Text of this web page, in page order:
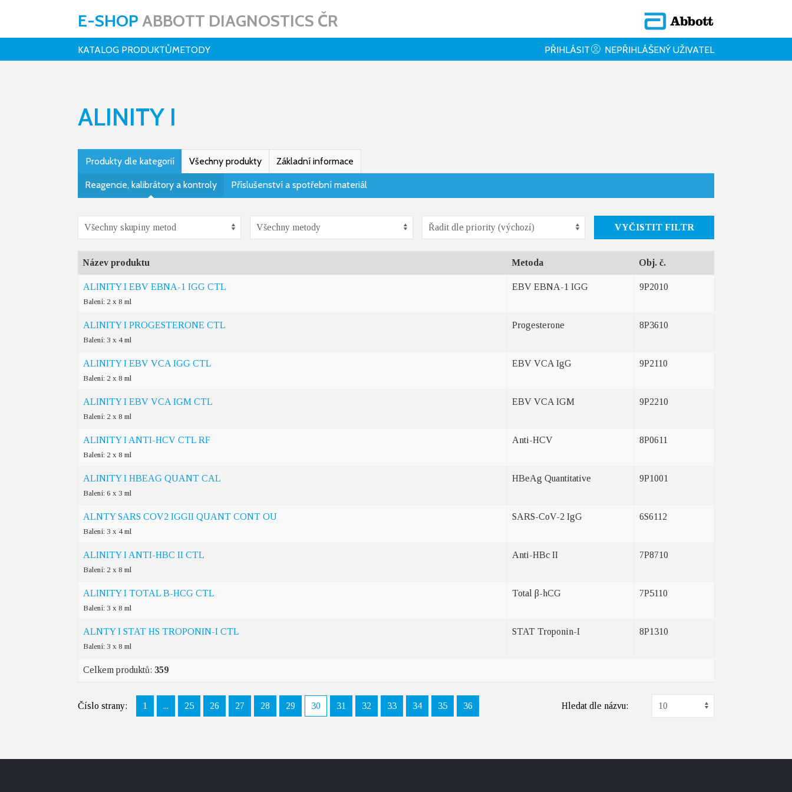
E-SHOP ABBOTT DIAGNOSTICS ČR
KATALOG PRODUKTŮMETODY PŘIHLÁSIT NEPŘIHLÁŠENÝ UŽIVATEL
ALINITY I
Produkty dle kategorií Všechny produkty Základní informace
Reagencie, kalibrátory a kontroly Příslušenství a spotřební materiál
VYČISTIT FILTR
Název produktu Metoda Obj. č.
ALINITY I EBV EBNA-1 IGG CTL
Balení: 2 x 8 ml
EBV EBNA-1 IGG 9P2010
ALINITY I PROGESTERONE CTL
Balení: 3 x 4 ml
Progesterone 8P3610
ALINITY I EBV VCA IGG CTL
Balení: 2 x 8 ml
EBV VCA IgG 9P2110
ALINITY I EBV VCA IGM CTL
Balení: 2 x 8 ml
EBV VCA IGM 9P2210
ALINITY I ANTI-HCV CTL RF
Balení: 2 x 8 ml
Anti-HCV 8P0611
ALINITY I HBEAG QUANT CAL
Balení: 6 x 3 ml
HBeAg Quantitative 9P1001
ALNTY SARS COV2 IGGII QUANT CONT OU
Balení: 3 x 4 ml
SARS-CoV-2 IgG 6S6112
ALINITY I ANTI-HBC II CTL
Balení: 2 x 8 ml
Anti-HBc II 7P8710
ALINITY I TOTAL B-HCG CTL
Balení: 3 x 8 ml
Total β-hCG 7P5110
ALNTY I STAT HS TROPONIN-I CTL
Balení: 3 x 8 ml
STAT Troponin-I 8P1310
Celkem produktů: 359
Číslo strany: 1 ... 25 26 27 28 29 30 31 32 33 34 35 36 Hledat dle názvu: